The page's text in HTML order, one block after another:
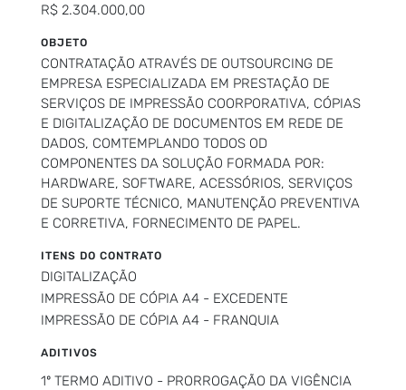
R$ 2.304.000,00
OBJETO
CONTRATAÇÃO ATRAVÉS DE OUTSOURCING DE
EMPRESA ESPECIALIZADA EM PRESTAÇÃO DE
SERVIÇOS DE IMPRESSÃO COORPORATIVA, CÓPIAS
E DIGITALIZAÇÃO DE DOCUMENTOS EM REDE DE
DADOS, COMTEMPLANDO TODOS OD
COMPONENTES DA SOLUÇÃO FORMADA POR:
HARDWARE, SOFTWARE, ACESSÓRIOS, SERVIÇOS
DE SUPORTE TÉCNICO, MANUTENÇÃO PREVENTIVA
E CORRETIVA, FORNECIMENTO DE PAPEL.
ITENS DO CONTRATO
DIGITALIZAÇÃO
IMPRESSÃO DE CÓPIA A4 - EXCEDENTE
IMPRESSÃO DE CÓPIA A4 - FRANQUIA
ADITIVOS
1º TERMO ADITIVO - PRORROGAÇÃO DA VIGÊNCIA